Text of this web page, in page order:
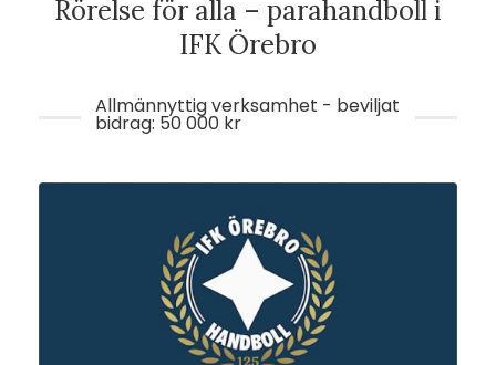
Rörelse för alla – parahandboll i
IFK Örebro
Allmännyttig verksamhet - beviljat
bidrag: 50 000 kr